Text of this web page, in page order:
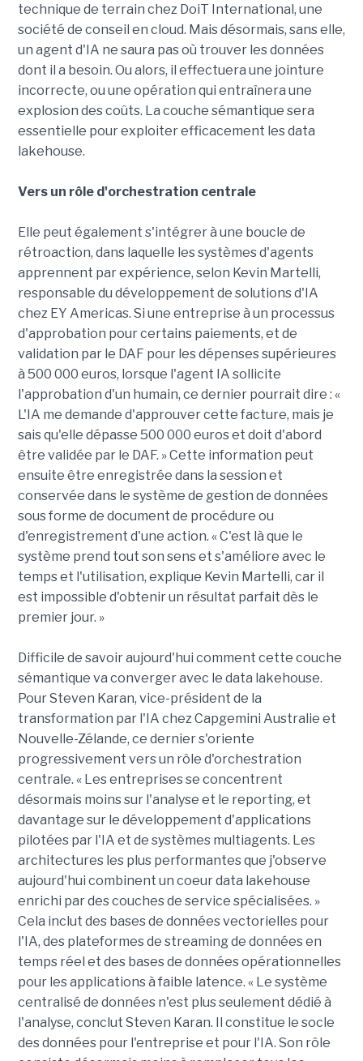
technique de terrain chez DoiT International, une
société de conseil en cloud. Mais désormais, sans elle,
un agent d'IA ne saura pas où trouver les données
dont il a besoin. Ou alors, il effectuera une jointure
incorrecte, ou une opération qui entraînera une
explosion des coûts. La couche sémantique sera
essentielle pour exploiter efficacement les data
lakehouse.
Vers un rôle d'orchestration centrale
Elle peut également s'intégrer à une boucle de
rétroaction, dans laquelle les systèmes d'agents
apprennent par expérience, selon Kevin Martelli,
responsable du développement de solutions d'IA
chez EY Americas. Si une entreprise à un processus
d'approbation pour certains paiements, et de
validation par le DAF pour les dépenses supérieures
à 500 000 euros, lorsque l'agent IA sollicite
l'approbation d'un humain, ce dernier pourrait dire : «
L'IA me demande d'approuver cette facture, mais je
sais qu'elle dépasse 500 000 euros et doit d'abord
être validée par le DAF. » Cette information peut
ensuite être enregistrée dans la session et
conservée dans le système de gestion de données
sous forme de document de procédure ou
d'enregistrement d'une action. « C'est là que le
système prend tout son sens et s'améliore avec le
temps et l'utilisation, explique Kevin Martelli, car il
est impossible d'obtenir un résultat parfait dès le
premier jour. »
Difficile de savoir aujourd'hui comment cette couche
sémantique va converger avec le data lakehouse.
Pour Steven Karan, vice-président de la
transformation par l'IA chez Capgemini Australie et
Nouvelle-Zélande, ce dernier s'oriente
progressivement vers un rôle d'orchestration
centrale. « Les entreprises se concentrent
désormais moins sur l'analyse et le reporting, et
davantage sur le développement d'applications
pilotées par l'IA et de systèmes multiagents. Les
architectures les plus performantes que j'observe
aujourd'hui combinent un coeur data lakehouse
enrichi par des couches de service spécialisées. »
Cela inclut des bases de données vectorielles pour
l'IA, des plateformes de streaming de données en
temps réel et des bases de données opérationnelles
pour les applications à faible latence. « Le système
centralisé de données n'est plus seulement dédié à
l'analyse, conclut Steven Karan. Il constitue le socle
des données pour l'entreprise et pour l'IA. Son rôle